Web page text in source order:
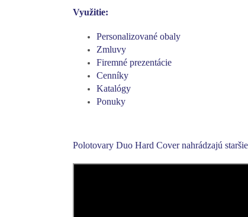
Využitie:
Personalizované obaly
Zmluvy
Firemné prezentácie
Cenníky
Katalógy
Ponuky
Polotovary Duo Hard Cover nahrádzajú